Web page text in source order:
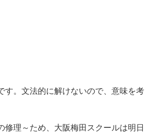
す。文法的に解けないので、意味を考
修理～ため、大阪梅田スクールは明日